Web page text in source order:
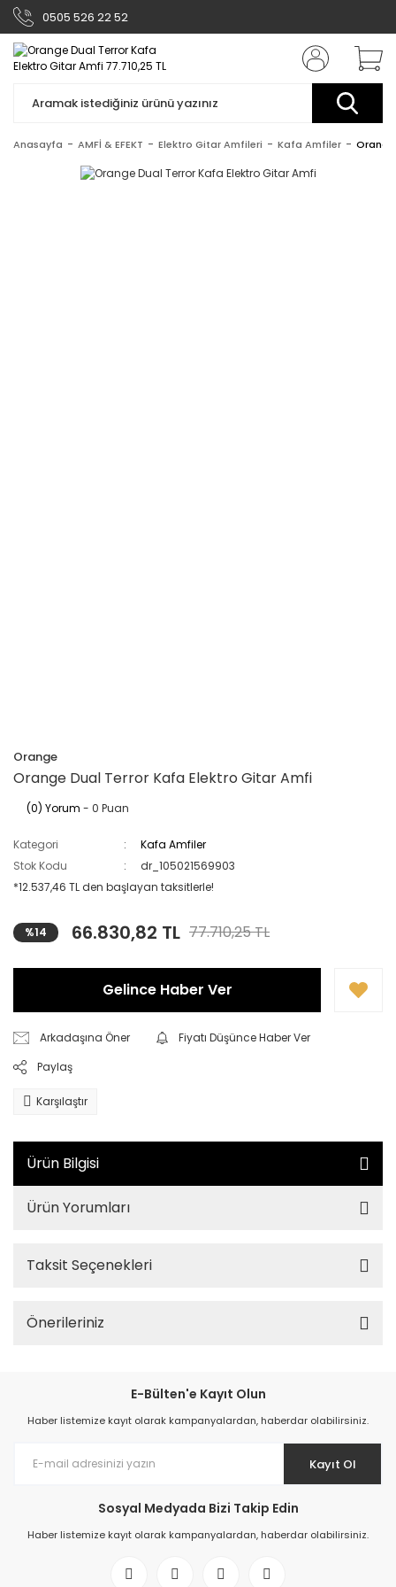
0505 526 22 52
Anasayfa AMFİ & EFEKT Elektro Gitar Amfileri Kafa Amfiler
Orange
Orange Dual Terror Kafa Elektro Gitar Amfi
(0) Yorum - 0 Puan
Kategori
Kafa Amfiler
Stok Kodu
dr_105021569903
*12.537,46 TL den başlayan taksitlerle!
%14 66.830,82 TL 77.710,25 TL
Gelince Haber Ver
Arkadaşına Öner
Fiyatı Düşünce Haber Ver
Paylaş
Karşılaştır
Ürün Bilgisi
Ürün Yorumları
Taksit Seçenekleri
Önerileriniz
E-Bülten'e Kayıt Olun
Haber listemize kayıt olarak kampanyalardan, haberdar olabilirsiniz.
Kayıt Ol
Sosyal Medyada Bizi Takip Edin
Haber listemize kayıt olarak kampanyalardan, haberdar olabilirsiniz.